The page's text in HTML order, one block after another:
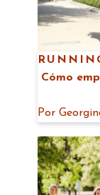
Cómo
Por